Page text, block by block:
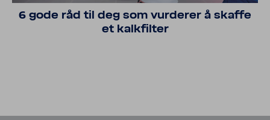
6 gode råd til deg som vurderer å skaffe
et kalkfilter